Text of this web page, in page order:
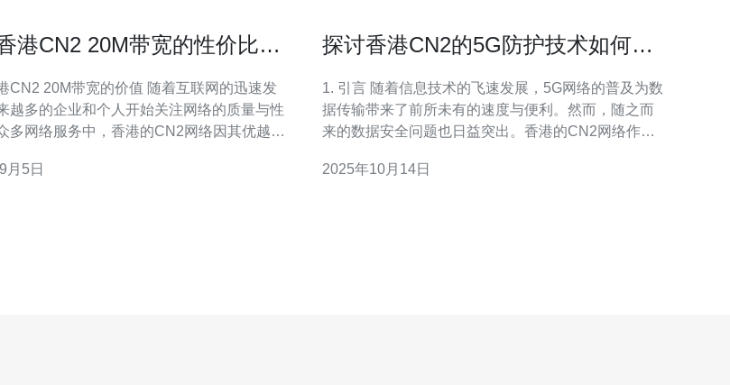
港CN2 20M带宽的性价比分
CN2 20M带宽的价值 随着互联网的迅速发
越多的企业和个人开始关注网络的质量与性
多网络服务中，香港的CN2网络因其优越的
港CN2 20M带宽的性价比，为您提供全面的
月5日
探讨香港CN2的5G防护技术如何保
1. 引言 随着信息技术的飞速发展，5G网络的普及为数
据传输带来了前所未有的速度与便利。然而，随之而
来的数据安全问题也日益突出。香港的CN2网络作为
技术，以保障用户数据的安全。本文将详细探讨这些
2025年10月14日